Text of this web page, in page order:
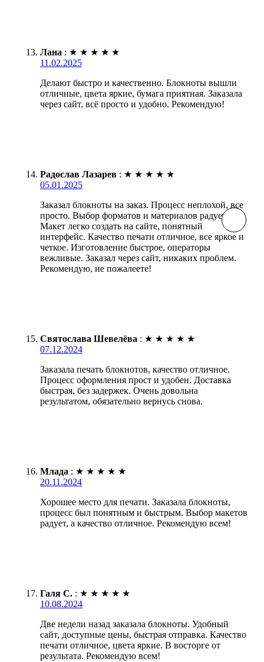
Лана : ★ ★ ★ ★ ★
11.02.2025
Делают быстро и качественно. Блокноты вышли
отличные, цвета яркие, бумага приятная. Заказала
через сайт, всё просто и удобно. Рекомендую!
Радослав Лазарев : ★ ★ ★ ★ ★
05.01.2025
Заказал блокноты на заказ. Процесс неплохой, все
просто. Выбор форматов и материалов радует.
Макет легко создать на сайте, понятный
интерфейс. Качество печати отличное, все яркое и
четкое. Изготовление быстрое, операторы
вежливые. Заказал через сайт, никаких проблем.
Рекомендую, не пожалеете!
Святослава Шевелёва : ★ ★ ★ ★ ★
07.12.2024
Заказала печать блокнотов, качество отличное.
Процесс оформления прост и удобен. Доставка
быстрая, без задержек. Очень довольна
результатом, обязательно вернусь снова.
Млада : ★ ★ ★ ★ ★
20.11.2024
Хорошее место для печати. Заказала блокноты,
процесс был понятным и быстрым. Выбор макетов
радует, а качество отличное. Рекомендую всем!
Галя С. : ★ ★ ★ ★ ★
10.08.2024
Две недели назад заказала блокноты. Удобный
сайт, доступные цены, быстрая отправка. Качество
печати отличное, цвета яркие. В восторге от
результата. Рекомендую всем!